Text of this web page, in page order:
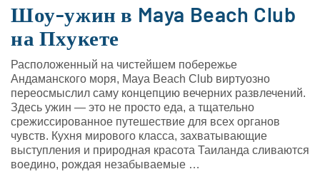
Шоу-ужин в Maya Beach Club
на Пхукете
Расположенный на чистейшем побережье
Андаманского моря, Maya Beach Club виртуозно
переосмыслил саму концепцию вечерних развлечений.
Здесь ужин — это не просто еда, а тщательно
срежиссированное путешествие для всех органов
чувств. Кухня мирового класса, захватывающие
выступления и природная красота Таиланда сливаются
воедино, рождая незабываемые …